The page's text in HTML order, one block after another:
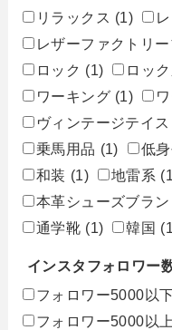
リラックス (1)
レザーファクトリ
ロック (1) ロッ
ワーキング (1)
ヴィンテージテイス
乗馬用品 (1) 低
和装 (1) 地雷系
本革シューズブラン
通学靴 (1) 韓国
インスタフォロワー
フォロワー5000以
フォロワー5000以上